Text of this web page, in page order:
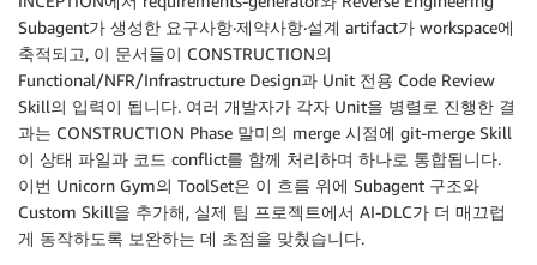
Subagent가 생성한 요구사항·제약사항·설계 artifact가 workspace에
축적되고, 이 문서들이 CONSTRUCTION의
Functional/NFR/Infrastructure Design과 Unit 전용 Code Review
Skill의 입력이 됩니다. 여러 개발자가 각자 Unit을 병렬로 진행한 결
과는 CONSTRUCTION Phase 말미의 merge 시점에 git-merge Skill
이 상태 파일과 코드 conflict를 함께 처리하며 하나로 통합됩니다.
이번 Unicorn Gym의 ToolSet은 이 흐름 위에 Subagent 구조와
Custom Skill을 추가해, 실제 팀 프로젝트에서 AI-DLC가 더 매끄럽
게 동작하도록 보완하는 데 초점을 맞췄습니다.